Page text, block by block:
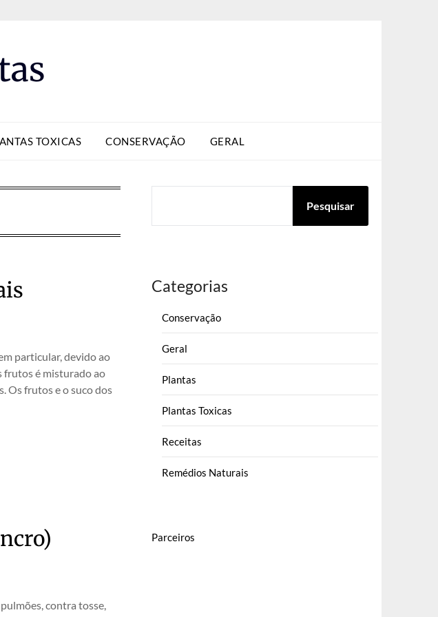
TOXICAS CONSERVAÇÃO GERAL
particular, devido ao
frutos é misturado ao
Os frutos e o suco dos
contra tosse,
Pesquisar
Categorias
Conservação
Geral
Plantas
Plantas Toxicas
Receitas
Remédios Naturais
Parceiros